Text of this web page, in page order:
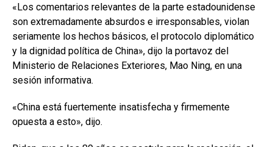
«Los comentarios relevantes de la parte estadounidense
son extremadamente absurdos e irresponsables, violan
seriamente los hechos básicos, el protocolo diplomático
y la dignidad política de China», dijo la portavoz del
Ministerio de Relaciones Exteriores, Mao Ning, en una
sesión informativa.
«China está fuertemente insatisfecha y firmemente
opuesta a esto», dijo.